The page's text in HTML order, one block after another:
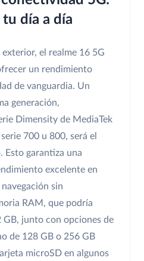
día a día
el realme 16 5G
un rendimiento
de vanguardia. Un
generación,
Dimensity de MediaTek
700 u 800, será el
Esto garantiza una
excelente en
sin
RAM, que podría
GB, junto con opciones de
de 128 GB o 256 GB
microSD en algunos